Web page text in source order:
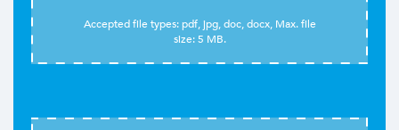
Accepted file types: pdf, jpg, doc, docx, Max. file
size: 5 MB.